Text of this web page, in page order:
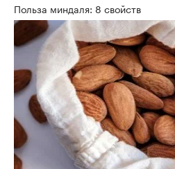
Польза миндаля: 8 свойств